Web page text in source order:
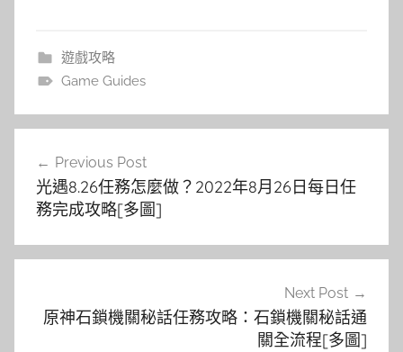
遊戲攻略
Game Guides
導
覽
Previous Post
光遇8.26任務怎麼做？2022年8月26日每日任
務完成攻略[多圖]
Next Post
原神石鎖機關秘話任務攻略：石鎖機關秘話通
關全流程[多圖]